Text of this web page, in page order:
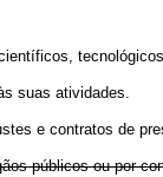
suas atividades.
e contratos de
públicos ou por